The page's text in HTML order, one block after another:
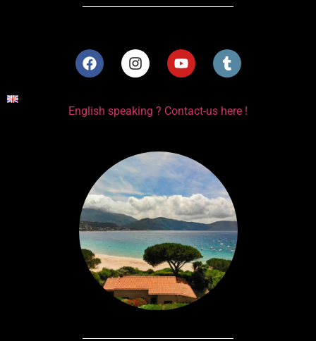
English speaking ? Contact-us here !